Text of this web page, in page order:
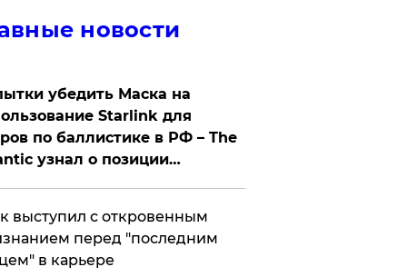
новости
убедить Маска на
Starlink для
по баллистике в РФ – The
узнал о позиции
выступил с откровенным
перед "последним
в карьере